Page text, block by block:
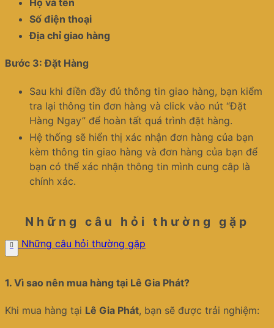
Số điện thoại
Địa chỉ giao hàng
Bước 3: Đặt Hàng
Sau khi điền đầy đủ thông tin giao hàng, bạn kiểm
tra lại thông tin đơn hàng và click vào nút “Đặt
Hàng Ngay” để hoàn tất quá trình đặt hàng.
Hệ thống sẽ hiển thị xác nhận đơn hàng của bạn
kèm thông tin giao hàng và đơn hàng của bạn để
bạn có thể xác nhận thông tin mình cung câp là
chính xác.
Những câu hỏi thường gặp
Những câu hỏi thường gặp
1. Vì sao nên mua hàng tại Lê Gia Phát?
Khi mua hàng tại Lê Gia Phát, bạn sẽ được trải nghiệm: